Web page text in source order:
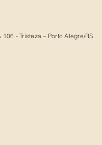
- Tristeza – Porto Alegre/RS